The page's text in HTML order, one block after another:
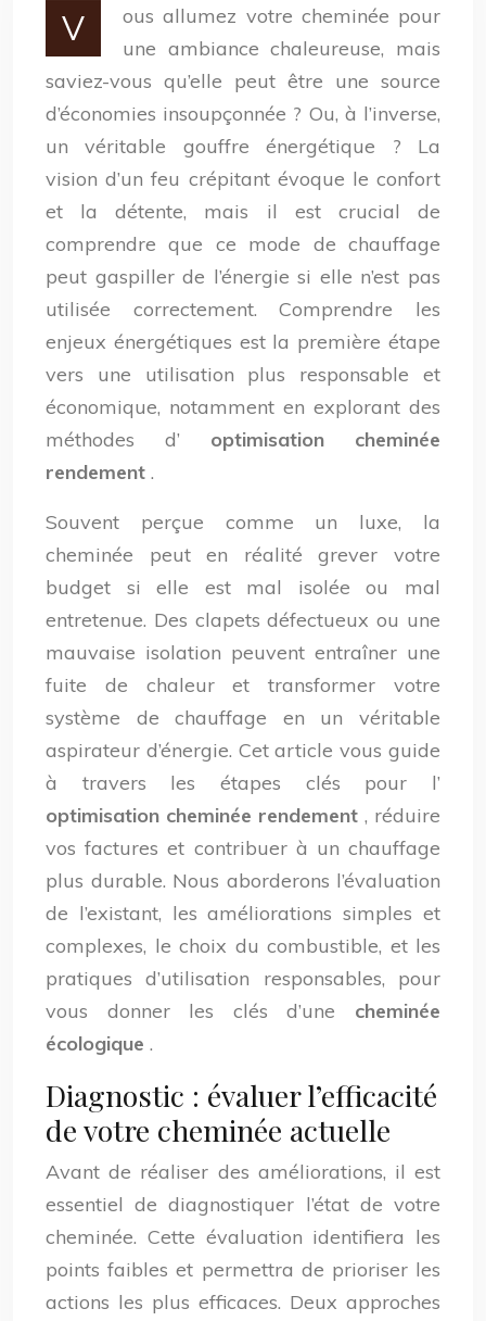
V
ous allumez votre cheminée pour
une ambiance chaleureuse, mais
saviez-vous qu’elle peut être une source
d’économies insoupçonnée ? Ou, à l’inverse,
un véritable gouffre énergétique ? La
vision d’un feu crépitant évoque le confort
et la détente, mais il est crucial de
comprendre que ce mode de chauffage
peut gaspiller de l’énergie si elle n’est pas
utilisée correctement. Comprendre les
enjeux énergétiques est la première étape
vers une utilisation plus responsable et
économique, notamment en explorant des
méthodes d’ optimisation cheminée
rendement .
Souvent perçue comme un luxe, la
cheminée peut en réalité grever votre
budget si elle est mal isolée ou mal
entretenue. Des clapets défectueux ou une
mauvaise isolation peuvent entraîner une
fuite de chaleur et transformer votre
système de chauffage en un véritable
aspirateur d’énergie. Cet article vous guide
à travers les étapes clés pour l’
optimisation cheminée rendement , réduire
vos factures et contribuer à un chauffage
plus durable. Nous aborderons l’évaluation
de l’existant, les améliorations simples et
complexes, le choix du combustible, et les
pratiques d’utilisation responsables, pour
vous donner les clés d’une cheminée
écologique .
Diagnostic : évaluer l’efficacité
de votre cheminée actuelle
Avant de réaliser des améliorations, il est
essentiel de diagnostiquer l’état de votre
cheminée. Cette évaluation identifiera les
points faibles et permettra de prioriser les
actions les plus efficaces. Deux approches